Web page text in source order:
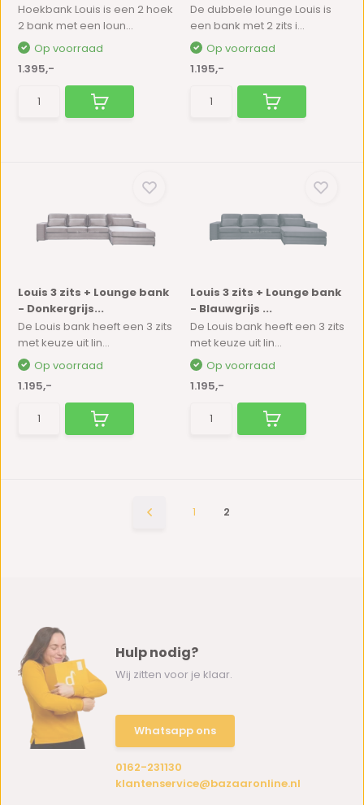
Hoekbank Louis is een 2 hoek
2 bank met een loun...
Op voorraad
1.395,-
De dubbele lounge Louis is
een bank met 2 zits i...
Op voorraad
1.195,-
Louis 3 zits + Lounge bank
- Donkergrijs...
De Louis bank heeft een 3 zits
met keuze uit lin...
Op voorraad
1.195,-
Louis 3 zits + Lounge bank
- Blauwgrijs ...
De Louis bank heeft een 3 zits
met keuze uit lin...
Op voorraad
1.195,-
1 2
Hulp nodig?
Wij zitten voor je klaar.
Whatsapp ons
0162-231130
klantenservice@bazaaronline.nl